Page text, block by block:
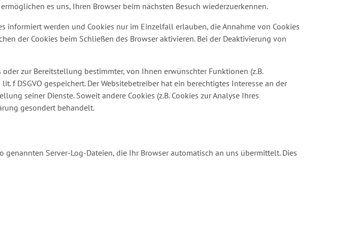
es uns, Ihren Browser beim nächsten Besuch wiederzuerkennen.
informiert werden und Cookies nur im Einzelfall erlauben, die Annahme von Cookies
der Cookies beim Schließen des Browser aktivieren. Bei der Deaktivierung von
zur Bereitstellung bestimmter, von Ihnen erwünschter Funktionen (z.B.
f DSGVO gespeichert. Der Websitebetreiber hat ein berechtigtes Interesse an der
seiner Dienste. Soweit andere Cookies (z.B. Cookies zur Analyse Ihres
gesondert behandelt.
Server-Log-Dateien, die Ihr Browser automatisch an uns übermittelt. Dies